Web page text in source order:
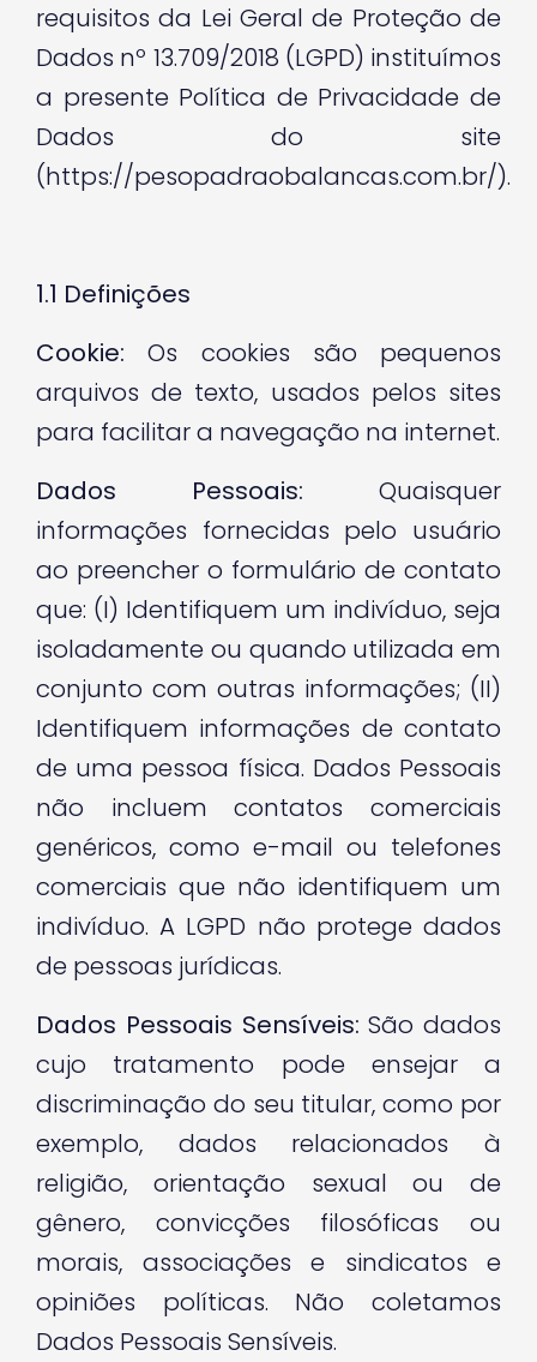
requisitos da Lei Geral de Proteção de
Dados nº 13.709/2018 (LGPD) instituímos
a presente Política de Privacidade de
Dados do site
(https://pesopadraobalancas.com.br/).
1.1 Definições
Cookie:Os cookies são pequenos
arquivos de texto, usados pelos sites
para facilitar a navegação na internet.
Dados Pessoais: Quaisquer
informações fornecidas pelo usuário
ao preencher o formulário de contato
que: (I) Identifiquem um indivíduo, seja
isoladamente ou quando utilizada em
conjunto com outras informações; (II)
Identifiquem informações de contato
de uma pessoa física. Dados Pessoais
não incluem contatos comerciais
genéricos, como e-mail ou telefones
comerciais que não identifiquem um
indivíduo. A LGPD não protege dados
de pessoas jurídicas.
Dados Pessoais Sensíveis:São dados
cujo tratamento pode ensejar a
discriminação do seu titular, como por
exemplo, dados relacionados à
religião, orientação sexual ou de
gênero, convicções filosóficas ou
morais, associações e sindicatos e
opiniões políticas. Não coletamos
Dados Pessoais Sensíveis.